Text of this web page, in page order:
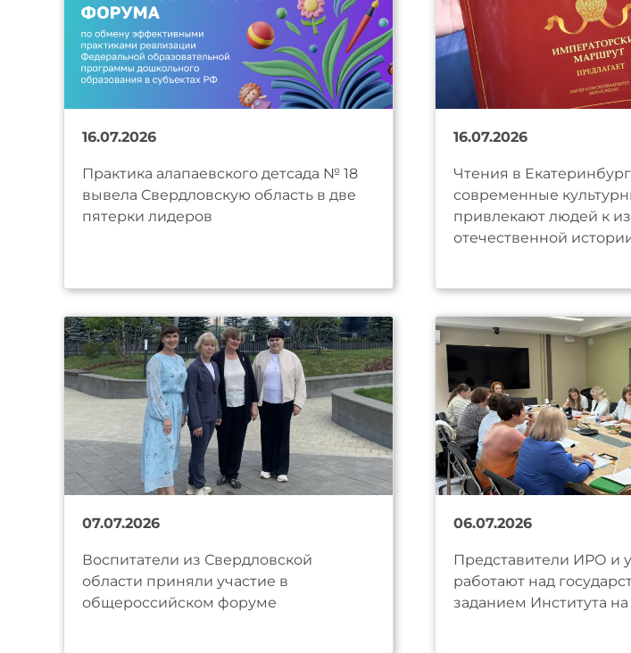
16.07.2026
Практика алапаевского детсада № 18
вывела Свердловскую область в две
пятерки лидеров
16.07.2026
Чтения в
современные
привлекают людей к
отечественной
07.07.2026
Воспитатели из Свердловской
области приняли участие в
общероссийском форуме
06.07.2026
Представители ИРО и
работают над
заданием Института на